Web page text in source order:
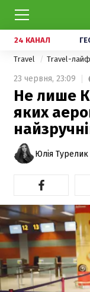
24 КАНАЛ
Travel Travel-
23 червня, 23:09
Не лише
яких
Юлія Турелик